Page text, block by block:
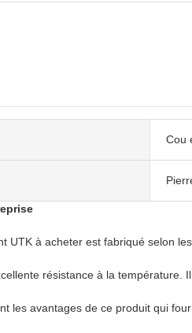
Cou
UTK à acheter est fabriqué selon
résistance à la
les avantages de ce produit qui